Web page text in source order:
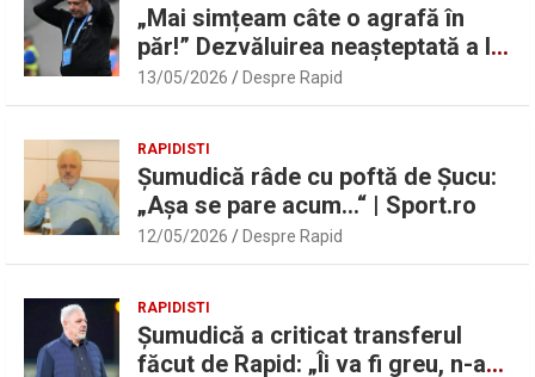
„Mai simțeam câte o agrafă în
păr!” Dezvăluirea neașteptată a lui
Marius Șumudică despre Daniel
Pancu
13/05/2026 Despre Rapid
RAPIDISTI
Șumudică râde cu poftă de Șucu:
„Așa se pare acum…“ | Sport.ro
12/05/2026 Despre Rapid
RAPIDISTI
Șumudică a criticat transferul
făcut de Rapid: „Îi va fi greu, n-am